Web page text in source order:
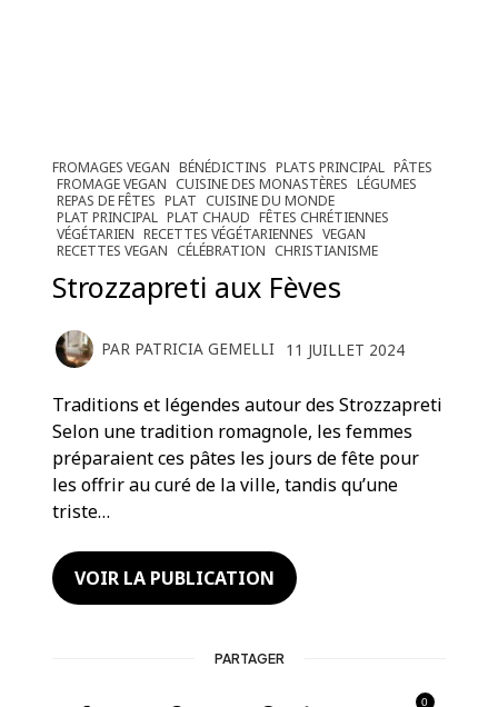
FROMAGES VEGAN BÉNÉDICTINS PLATS PRINCIPAL PÂTES
FROMAGE VEGAN CUISINE DES MONASTÈRES LÉGUMES
REPAS DE FÊTES PLAT CUISINE DU MONDE
PLAT PRINCIPAL PLAT CHAUD FÊTES CHRÉTIENNES
VÉGÉTARIEN RECETTES VÉGÉTARIENNES VEGAN
RECETTES VEGAN CÉLÉBRATION CHRISTIANISME
Strozzapreti aux Fèves
PAR PATRICIA GEMELLI 11 JUILLET 2024
Traditions et légendes autour des Strozzapreti
Selon une tradition romagnole, les femmes
préparaient ces pâtes les jours de fête pour
les offrir au curé de la ville, tandis qu’une
triste…
VOIR LA PUBLICATION
PARTAGER
0